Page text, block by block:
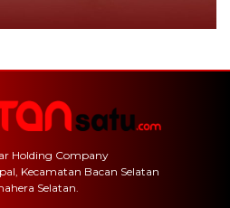
Holding Company
Kecamatan Bacan Selatan
Selatan.